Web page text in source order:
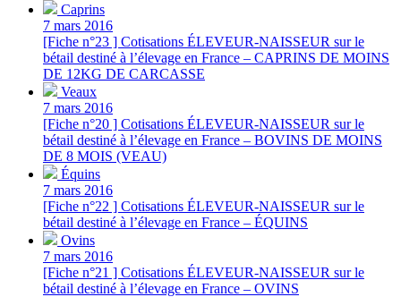
Caprins
7 mars 2016
[Fiche n°23 ] Cotisations ÉLEVEUR-NAISSEUR sur le
bétail destiné à l’élevage en France – CAPRINS DE MOINS
DE 12KG DE CARCASSE
Veaux
7 mars 2016
[Fiche n°20 ] Cotisations ÉLEVEUR-NAISSEUR sur le
bétail destiné à l’élevage en France – BOVINS DE MOINS
DE 8 MOIS (VEAU)
Équins
7 mars 2016
[Fiche n°22 ] Cotisations ÉLEVEUR-NAISSEUR sur le
bétail destiné à l’élevage en France – ÉQUINS
Ovins
7 mars 2016
[Fiche n°21 ] Cotisations ÉLEVEUR-NAISSEUR sur le
bétail destiné à l’élevage en France – OVINS